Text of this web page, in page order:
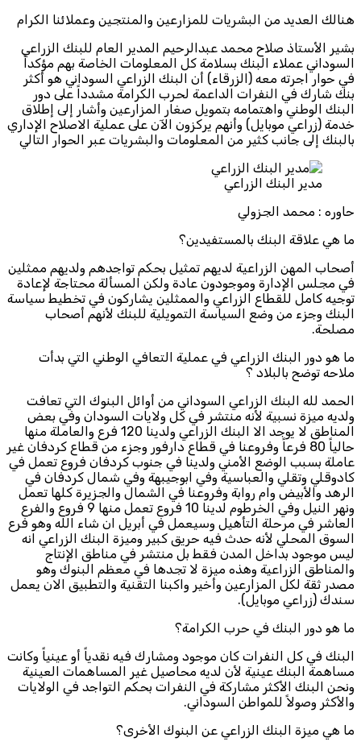
هنالك العديد من البشريات للمزارعين والمنتجين وعملائنا الكرام
بشير الأستاذ صلاح محمد عبدالرحيم المدير العام للبنك الزراعي
السوداني عملاء البنك بسلامة كل المعلومات الخاصة بهم مؤكداً
في حوار اجرته معه (الزرقاء) أن البنك الزراعي السوداني هو أكثر
بنك شارك في النفرات الداعمة لحرب الكرامة مشدداً على دور
البنك الوطني واهتمامه بتمويل صغار المزارعين وأشار إلى إطلاق
خدمة (زراعي موبايل) وأنهم يركزون الآن على عملية الاصلاح الإداري
بالبنك إلى جانب كثير من المعلومات والبشريات عبر الحوار التالي
مدير البنك الزراعي
حاوره : محمد الجزولي
ما هي علاقة البنك بالمستفيدين؟
أصحاب المهن الزراعية لديهم تمثيل بحكم تواجدهم ولديهم ممثلين
في مجلس الإدارة وموجودون عادة ولكن المسألة محتاجة لإعادة
توجيه كامل للقطاع الزراعي والممثلين يشاركون في تخطيط سياسة
البنك وجزء من وضع السياسة التمويلية للبنك لأنهم أصحاب
مصلحة.
ما هو دور البنك الزراعي في عملية التعافي الوطني التي بدأت
ملاحه توضح بالبلاد ؟
الحمد لله البنك الزراعي السوداني من أوائل البنوك التي تعافت
ولديه ميزة نسبية لأنه منتشر في كل ولايات السودان وفي بعض
المناطق لا يوجد الا البنك الزراعي ولدينا 120 فرع والعاملة منها
حالياً 80 فرعاً وفروعنا في قطاع دارفور وجزء من قطاع كردفان غير
عاملة بسبب الوضع الأمني ولدينا في جنوب كردفان فروع تعمل في
كادوقلي وتقلي والعباسية وفي ابوجيبهة وفي شمال كردفان في
الرهد والأبيض وام روابة وفروعنا في الشمال والجزيرة كلها تعمل
ونهر النيل وفي الخرطوم لدينا 10 فروع تعمل منها 9 فروع والفرع
العاشر في مرحلة التأهيل وسيعمل في أبريل ان شاء الله وهو فرع
السوق المحلي لأنه حدث فيه حريق كبير وميزة البنك الزراعي انه
ليس موجود بداخل المدن فقط بل منتشر في مناطق الإنتاج
والمناطق الزراعية وهذه ميزة لا تجدها في معظم البنوك وهو
مصدر ثقة لكل المزارعين وأخير واكبنا التقنية والتطبيق الان يعمل
سندك (زراعي موبايل).
ما هو دور البنك في حرب الكرامة؟
البنك في كل النفرات كان موجود ومشارك فيه نقدياً أو عينياً وكانت
مساهمة البنك عينية لأن لديه محاصيل غير المساهمات العينية
ونحن البنك الأكثر مشاركة في النفرات بحكم التواجد في الولايات
والأكثر وصولاً للمواطن السوداني.
ما هي ميزة البنك الزراعي عن البنوك الأخرى؟